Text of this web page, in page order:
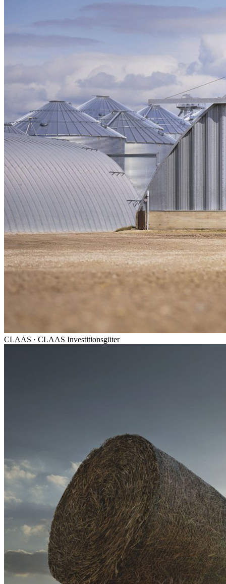
CLAAS · CLAAS Investitionsgüter